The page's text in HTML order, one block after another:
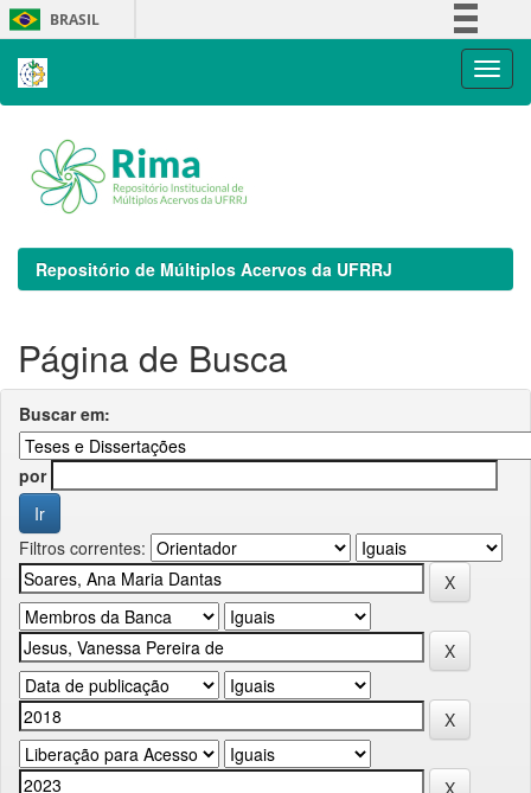
Skip
navigation
BRASIL
Repositório de Múltiplos Acervos da UFRRJ
Página de Busca
Buscar em:
por
Filtros correntes: